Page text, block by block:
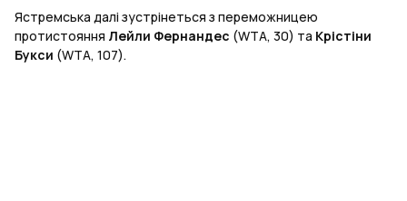
Ястремська далі зустрінеться з переможницею
протистояння Лейли Фернандес (WTA, 30) та Крістіни
Букси (WTA, 107).